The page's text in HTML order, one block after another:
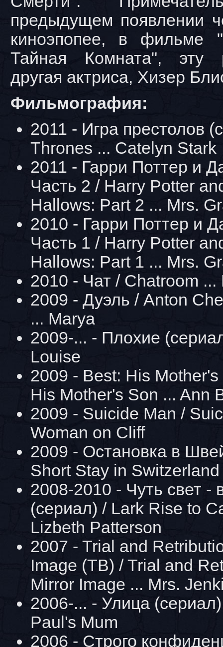
предыдущем появлении
киноэпопее, в фильме
Тайная Комната", эту
другая актриса, Хизер
Фильмография:
2011 - Игра престолов
Thrones ... Catelyn Stark
2011 - Гарри Поттер и
Часть 2 / Harry Potter
Hallows: Part 2 ... Mrs.
2010 - Гарри Поттер и
Часть 1 / Harry Potter
Hallows: Part 1 ... Mrs.
2010 - Чат / Chatroom ...
2009 - Дуэль / Anton
... Marya
2009-... - Плохие
Louise
2009 - Best: His
His Mother's Son ... Ann
2009 - Suicide Man /
Woman on Cliff
2009 - Остановка в
Short Stay in
2008-2010 - Чуть свет -
(сериал) / Lark Rise to
Lizbeth Patterson
2007 - Trial and
Image (ТВ) / Trial and
Mirror Image ... Mrs.
2006-... - Улица
Paul's Mum
2006 - Строго